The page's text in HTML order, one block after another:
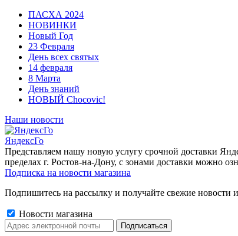
ПАСХА 2024
НОВИНКИ
Новый Год
23 Февраля
День всех святых
14 февраля
8 Марта
День знаний
НОВЫЙ Chocovic!
Наши новости
ЯндексГо
Представляем нашу новую услугу срочной доставки
пределах г. Ростов-на-Дону, с зонами доставки можно
Подписка на новости магазина
Подпишитесь на рассылку и получайте свежие новости
Новости магазина